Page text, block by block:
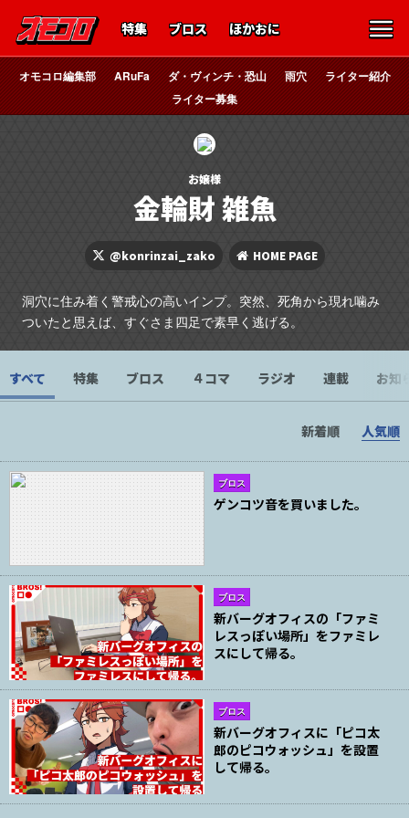
特集 ブロス ほかおに
オモコロ編集部 ARuFa ダ・ヴィンチ・恐山 雨穴
ライター紹介
ライター募集
お嬢様
金輪財 雑魚
@konrinzai_zako HOME PAGE
洞穴に住み着く警戒心の高いインプ。突然、死角から現れ噛み
ついたと思えば、すぐさま四足で素早く逃げる。
すべて 特集 ブロス ４コマ ラジオ 連載 お知
新着順 人気順
ブロス
ゲンコツ音を買いました。
ブロス
新バーグオフィスの「ファミ
レスっぽい場所」をファミレ
スにして帰る。
ブロス
新バーグオフィスに「ピコ太
郎のピコウォッシュ」を設置
して帰る。